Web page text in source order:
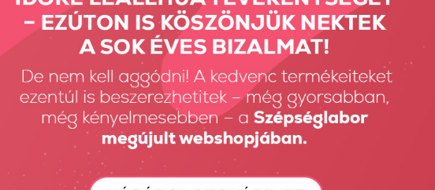
TPO FREE Hypnotic HEMA Free...
2400 Ft
TPO FREE Hypnotic HEMA Free...
2990 Ft